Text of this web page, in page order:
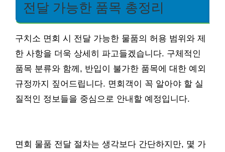
전달 가능한 품목 총정리
구치소 면회 시 전달 가능한 물품의 허용 범위와 제
한 사항을 더욱 상세히 파고들겠습니다. 구체적인
품목 분류와 함께, 반입이 불가한 품목에 대한 예외
규정까지 짚어드립니다. 면회객이 꼭 알아야 할 실
질적인 정보들을 중심으로 안내할 예정입니다.
면회 물품 전달 절차는 생각보다 간단하지만, 몇 가